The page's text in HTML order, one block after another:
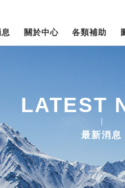
關於中心 各類補助
LATEST
最新消息